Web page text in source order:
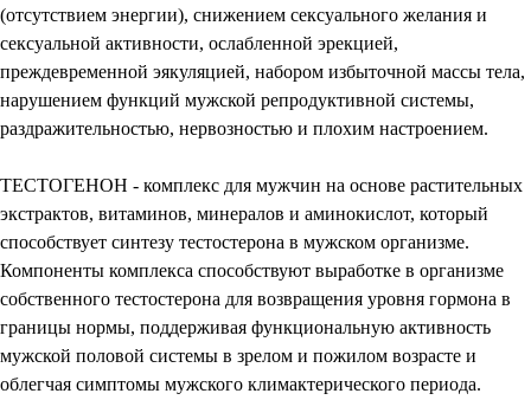
(отсутствием энергии), снижением сексуального желания и
сексуальной активности, ослабленной эрекцией,
преждевременной эякуляцией, набором избыточной массы тела,
нарушением функций мужской репродуктивной системы,
раздражительностью, нервозностью и плохим настроением.
ТЕСТОГЕНОН - комплекс для мужчин на основе растительных
экстрактов, витаминов, минералов и аминокислот, который
способствует синтезу тестостерона в мужском организме.
Компоненты комплекса способствуют выработке в организме
собственного тестостерона для возвращения уровня гормона в
границы нормы, поддерживая функциональную активность
мужской половой системы в зрелом и пожилом возрасте и
облегчая симптомы мужского климактерического периода.